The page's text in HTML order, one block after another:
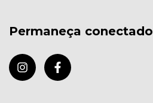
Permaneça conectado